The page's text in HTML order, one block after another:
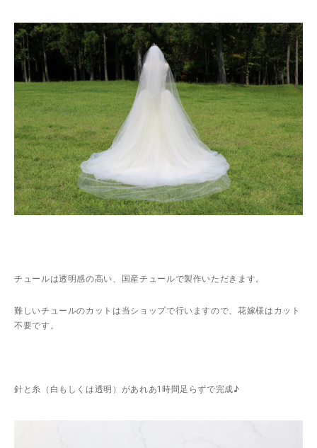
チュールは透明感の高い、国産チュールで製作いただきます。
難しいチュールのカットは当ショップで行いますので、花嫁様はカット
不要です。
針と糸（白もしくは透明）があれあ1時間足らずで完成♪